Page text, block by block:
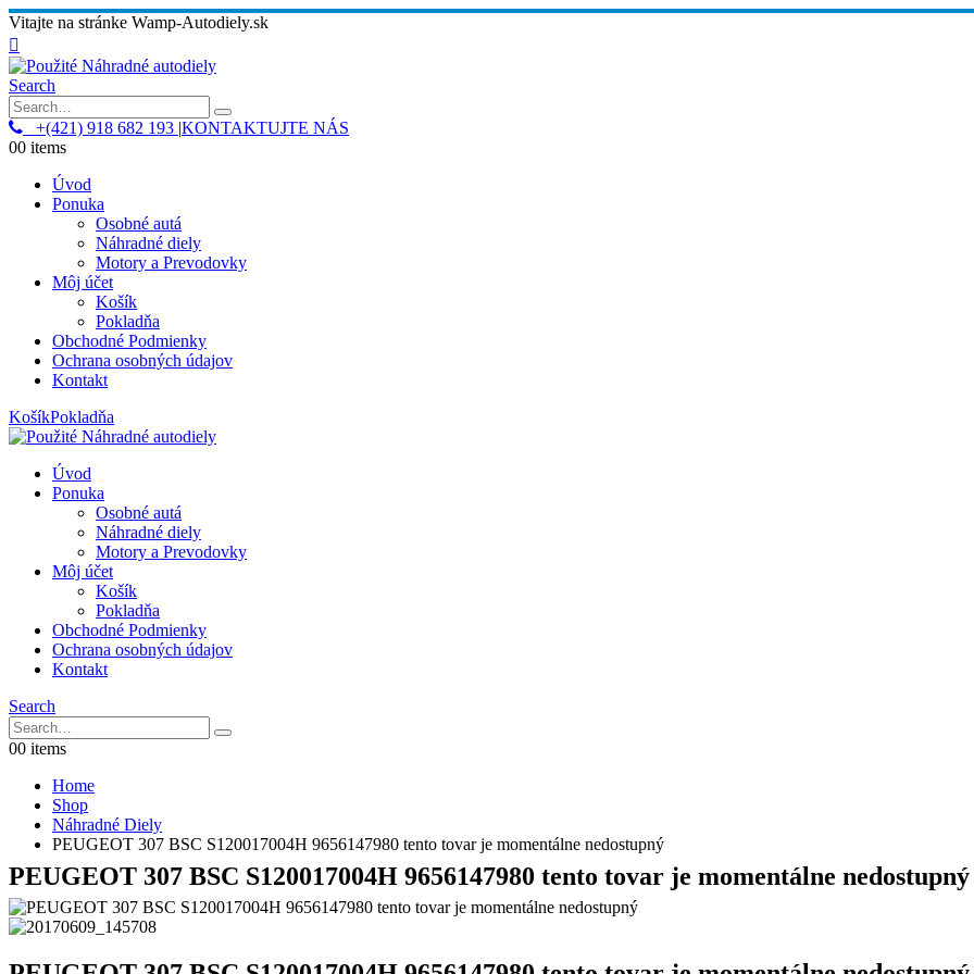
Vitajte na stránke Wamp-Autodiely.sk
Search
+(421) 918 682 193 |KONTAKTUJTE NÁS
00 items
Úvod
Ponuka
Osobné autá
Náhradné diely
Motory a Prevodovky
Môj účet
Košík
Pokladňa
Obchodné Podmienky
Ochrana osobných údajov
Kontakt
KošíkPokladňa
Úvod
Ponuka
Osobné autá
Náhradné diely
Motory a Prevodovky
Môj účet
Košík
Pokladňa
Obchodné Podmienky
Ochrana osobných údajov
Kontakt
Search
00 items
Home
Shop
Náhradné Diely
PEUGEOT 307 BSC S120017004H 9656147980 tento tovar je momentálne nedostupný
PEUGEOT 307 BSC S120017004H 9656147980 tento tovar je momentálne nedostupný